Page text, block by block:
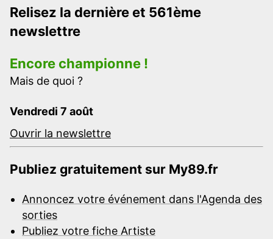
Relisez la dernière et 561ème
newslettre
Encore championne !
Mais de quoi ?
Vendredi 7 août
Ouvrir la newslettre
Publiez gratuitement sur My89.fr
Annoncez votre événement dans l'Agenda des
sorties
Publiez votre fiche Artiste